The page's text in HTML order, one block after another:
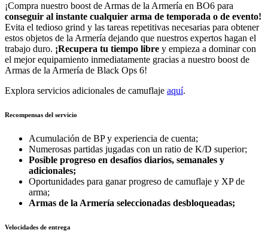
¡Compra nuestro boost de Armas de la Armería en BO6 para
conseguir al instante cualquier arma de temporada o de evento!
Evita el tedioso grind y las tareas repetitivas necesarias para obtener
estos objetos de la Armería dejando que nuestros expertos hagan el
trabajo duro. ¡Recupera tu tiempo libre y empieza a dominar con
el mejor equipamiento inmediatamente gracias a nuestro boost de
Armas de la Armería de Black Ops 6!
Explora servicios adicionales de camuflaje aquí.
Recompensas del servicio
Acumulación de BP y experiencia de cuenta;
Numerosas partidas jugadas con un ratio de K/D superior;
Posible progreso en desafíos diarios, semanales y
adicionales;
Oportunidades para ganar progreso de camuflaje y XP de
arma;
Armas de la Armería seleccionadas desbloqueadas;
Velocidades de entrega